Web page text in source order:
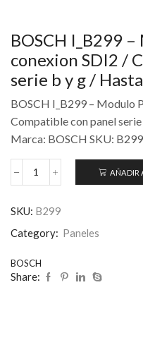
BOSCH I_B299
conexion SDI2 /
serie b y g /
BOSCH I_B299 – Modulo
Compatible con panel
Marca: BOSCH SKU:
AÑADIR
SKU: B299
Category: Paneles
BOSCH
Share: